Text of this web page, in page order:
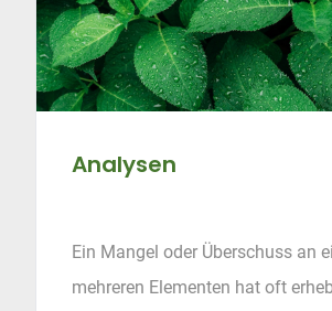
Analysen
Ein Mangel oder Überschuss an
mehreren Elementen hat oft